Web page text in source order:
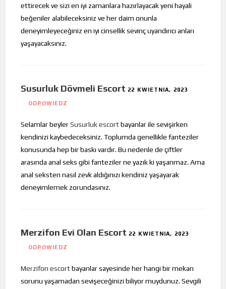
ettirecek ve sizi en iyi zamanlara hazırlayacak yeni hayali
beğeniler alabileceksiniz ve her daim onunla
deneyimleyeceğiniz en iyi cinsellik sevinç uyandırıcı anları
yaşayacaksınız.
Susurluk Dövmeli Escort 22 KWIETNIA, 2023
ODPOWIEDZ
Selamlar beylerSusurluk escortbayanlar ile sevişirken
kendinizi kaybedeceksiniz. Toplumda genellikle fanteziler
konusunda hep bir baskı vardır. Bu nedenle de çiftler
arasında anal seks gibi fanteziler ne yazık ki yaşanmaz. Ama
anal seksten nasıl zevk aldığınızı kendiniz yaşayarak
deneyimlemek zorundasınız.
Merzifon Evi Olan Escort 22 KWIETNIA, 2023
ODPOWIEDZ
Merzifon escortbayanlar sayesinde her hangi bir mekan
sorunu yaşamadan sevişeceğinizi biliyor muydunuz. Sevgili